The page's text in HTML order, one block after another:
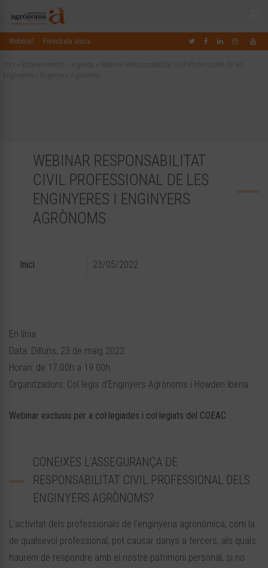
Webmail Finestreta única
WEBINAR RESPONSABILITAT
CIVIL PROFESSIONAL DE LES
ENGINYERES I ENGINYERS
AGRÒNOMS
Inici 23/05/2022
En línia
Data: Dilluns, 23 de maig 2022
Horari: de 17.00h a 19.00h
Organitzadors: Col·legis d’Enginyers Agrònoms i Howden Iberia
Webinar exclusiu per a col·legiades i col·legiats del COEAC
CONEIXES L’ASSEGURANÇA DE
RESPONSABILITAT CIVIL PROFESSIONAL DELS
ENGINYERS AGRÒNOMS?
L’activitat dels professionals de l’enginyeria agronòmica, com la
de qualsevol professional, pot causar danys a tercers, als quals
haurem de respondre amb el nostre patrimoni personal, si no